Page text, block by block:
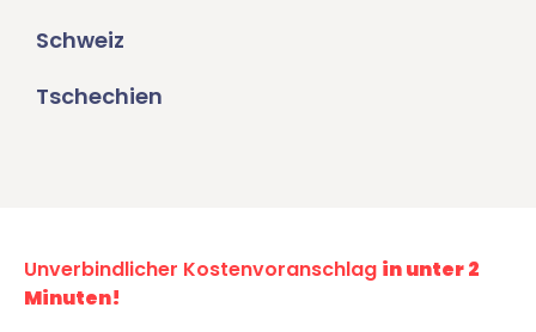
Schweiz
Tschechien
Unverbindlicher Kostenvoranschlag in unter 2
Minuten!